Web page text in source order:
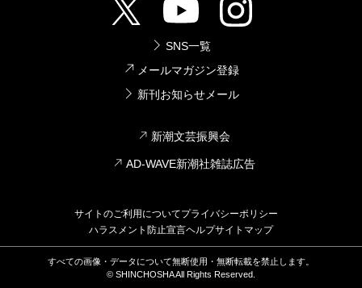
SNS一覧
メールマガジン登録
新刊お知らせメール
新潮文芸振興会
AD-WAVE新潮社雑誌広告
サイトのご利用についてプライバシーポリシー
ハラスメント防止宣言ヘルプサイトマップ
すべての画像・データについて無断使用・無断転載を禁止します。
© SHINCHOSHA All Rights Reserved.